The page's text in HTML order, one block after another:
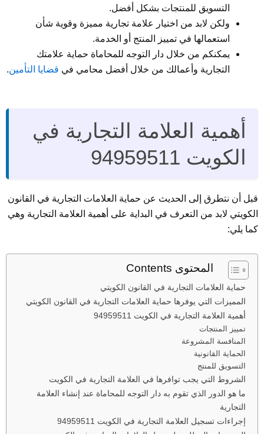
التسويق للمنتجات بشكل أفضل.
ولكن لابد من اختيار علامة تجارية مميزة وقوية شأن
استعمالها في تمييز المنتج أو الخدمة.
يمكنكم من خلال دار التوجه للمحاماة حماية علامتك
التجارية وأعمالك من خلال أفضل محامي في قضايا التأمين.
أهمية العلامة التجارية في
الكويت 94959511
قبل أن نتطرق إلى الحديث عن حماية العلامات التجارية في القانون
الكويتي لابد من التعرف في البداية على أهمية العلامة التجارية وهي
كما يلي:
المحتوى Contents
حماية العلامات التجارية في القانون الكويتي
المميزات التي يوفرها حماية العلامات التجارية في القانون الكويتي
أهمية العلامة التجارية في الكويت 94959511
تمييز المنتجات
المنافسة المشروعة
الحماية القانونية
التسويق للمنتج
الشروط التي يجب توافرها في العلامة التجارية في الكويت
ما هو الدور الذي تقوم به دار التوجه للمحاماة عند إنشاء العلامة
التجارية
إجراءات تسجيل العلامة التجارية في الكويت 94959511